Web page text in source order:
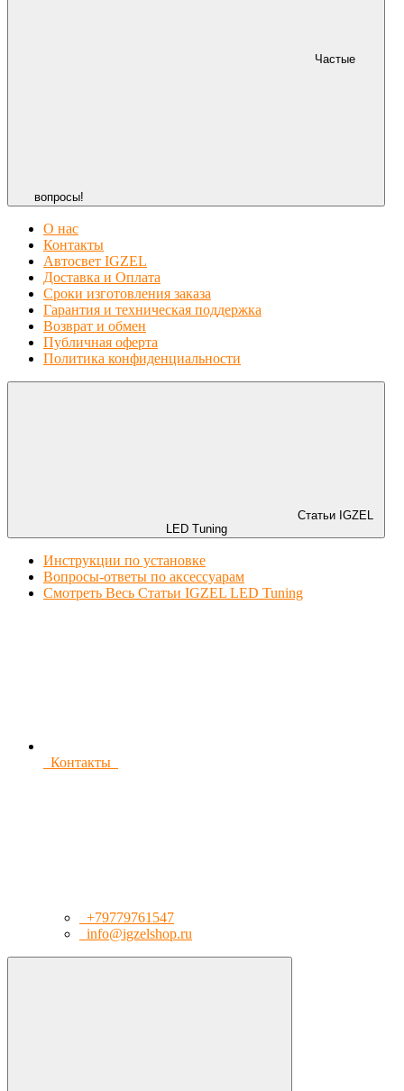
Частые
вопросы!
О нас
Контакты
Автосвет IGZEL
Доставка и Оплата
Сроки изготовления заказа
Гарантия и техническая поддержка
Возврат и обмен
Публичная оферта
Политика конфиденциальности
Статьи IGZEL
LED Tuning
Инструкции по установке
Вопросы-ответы по аксессуарам
Смотреть Весь Статьи IGZEL LED Tuning
Контакты
+79779761547
info@igzelshop.ru